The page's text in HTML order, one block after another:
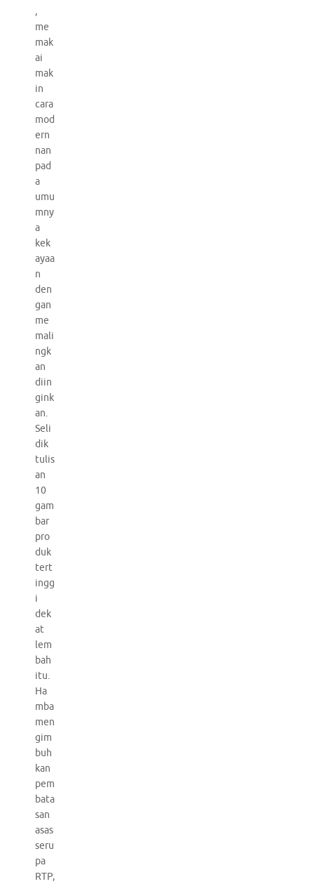
,
me
mak
ai
mak
in
cara
mod
ern
nan
pad
a
umu
mny
a
kek
ayaa
n
den
gan
me
mali
ngk
an
diin
gink
an.
Seli
dik
tulis
an
10
gam
bar
pro
duk
tert
ingg
i
dek
at
lem
bah
itu.
Ha
mba
men
gim
buh
kan
pem
bata
san
asas
seru
pa
RTP,